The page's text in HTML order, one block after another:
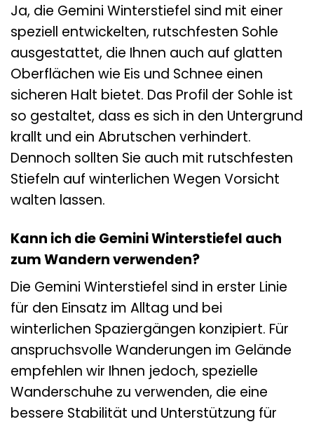
Ja, die Gemini Winterstiefel sind mit einer
speziell entwickelten, rutschfesten Sohle
ausgestattet, die Ihnen auch auf glatten
Oberflächen wie Eis und Schnee einen
sicheren Halt bietet. Das Profil der Sohle ist
so gestaltet, dass es sich in den Untergrund
krallt und ein Abrutschen verhindert.
Dennoch sollten Sie auch mit rutschfesten
Stiefeln auf winterlichen Wegen Vorsicht
walten lassen.
Kann ich die Gemini Winterstiefel auch
zum Wandern verwenden?
Die Gemini Winterstiefel sind in erster Linie
für den Einsatz im Alltag und bei
winterlichen Spaziergängen konzipiert. Für
anspruchsvolle Wanderungen im Gelände
empfehlen wir Ihnen jedoch, spezielle
Wanderschuhe zu verwenden, die eine
bessere Stabilität und Unterstützung für